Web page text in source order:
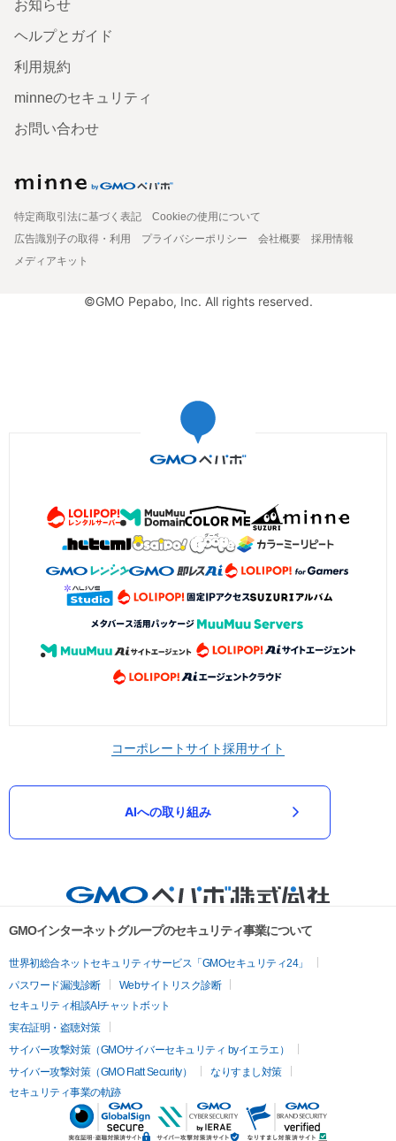
お知らせ
ヘルプとガイド
利用規約
minneのセキュリティ
お問い合わせ
特定商取引法に基づく表記
Cookieの使用について
広告識別子の取得・利用
プライバシーポリシー 会社概要
採用情報
メディアキット
©GMO Pepabo, Inc. All rights reserved.
コーポレートサイト採用サイト
AIへの取り組み
GMOインターネットグループのセキュリティ事業について
世界初総合ネットセキュリティサービス「GMOセキュリティ24」
パスワード漏洩診断
Webサイトリスク診断
セキュリティ相談AIチャットボット
実在証明・盗聴対策
サイバー攻撃対策（GMOサイバーセキュリティ byイエラエ）
サイバー攻撃対策（GMO Flatt Security）
なりすまし対策
セキュリティ事業の軌跡